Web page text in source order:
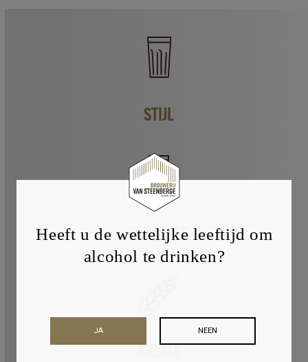
STIJL
UITZICHT
Heeft u de wettelijke leeftijd om
alcohol te drinken?
NEEN
JA